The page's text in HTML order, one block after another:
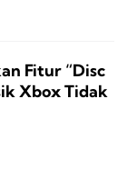
Fitur “Disc
Xbox Tidak